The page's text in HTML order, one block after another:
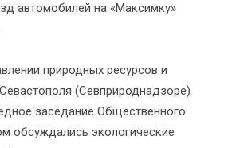
автомобилей на «Максимку»
природных ресурсов и
(Севприроднадзоре)
заседание Общественного
обсуждались экологические